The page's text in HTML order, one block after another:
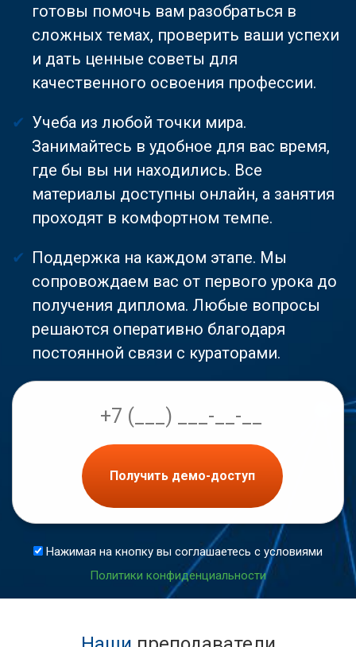
готовы помочь вам разобраться в
сложных темах, проверить ваши успехи
и дать ценные советы для
качественного освоения профессии.
Учеба из любой точки мира.
Занимайтесь в удобное для вас время,
где бы вы ни находились. Все
материалы доступны онлайн, а занятия
проходят в комфортном темпе.
Поддержка на каждом этапе. Мы
сопровождаем вас от первого урока до
получения диплома. Любые вопросы
решаются оперативно благодаря
постоянной связи с кураторами.
Получить демо-доступ
Нажимая на кнопку вы соглашаетесь с условиями
Политики конфиденциальности